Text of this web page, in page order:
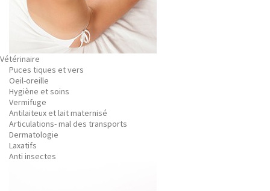
Vétérinaire
Puces tiques et vers
Oeil-oreille
Hygiène et soins
Vermifuge
Antilaiteux et lait maternisé
Articulations- mal des transports
Dermatologie
Laxatifs
Anti insectes